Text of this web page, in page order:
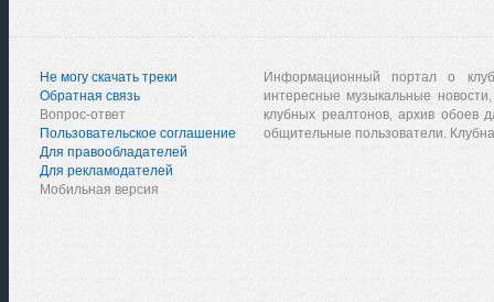
Не могу скачать треки
Обратная связь
Вопрос-ответ
Пользовательское соглашение
Для правообладателей
Для рекламодателей
Мобильная версия
Информационный портал о
интересные музыкальные
клубных реалтонов, архив обоев
общительные пользователи.